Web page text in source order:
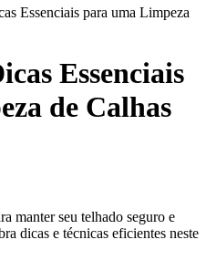
Essenciais para uma Limpeza
Essenciais
de Calhas
manter seu telhado seguro e
dicas e técnicas eficientes neste